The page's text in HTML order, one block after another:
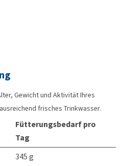
Gewicht und Aktivität Ihres
frisches Trinkwasser.
Fütterungsbedarf pro
Tag
345 g